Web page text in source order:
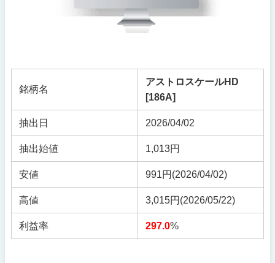
銘柄名
アストロスケールHD
[186A]
抽出日 2026/04/02
抽出始値 1,013円
安値 991円(2026/04/02)
高値 3,015円(2026/05/22)
利益率 297.0%